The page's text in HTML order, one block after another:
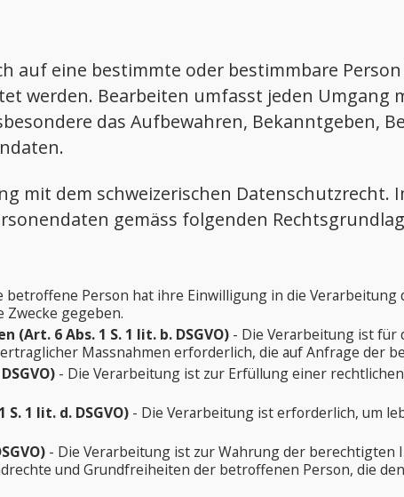
auf eine bestimmte oder bestimmbare
werden. Bearbeiten umfasst jeden
das Aufbewahren, Bekanntgeben,
mit dem schweizerischen Datenschutzrecht.
gemäss folgenden
betroffene Person hat ihre Einwilligung in die
gegeben.
6 Abs. 1 S. 1 lit. b. DSGVO) - Die Verarbeitung ist für
Massnahmen erforderlich, die auf Anfrage der
- Die Verarbeitung ist zur Erfüllung einer
1 lit. d. DSGVO) - Die Verarbeitung ist erforderlich, um
- Die Verarbeitung ist zur Wahrung der
und Grundfreiheiten der betroffenen Person, die